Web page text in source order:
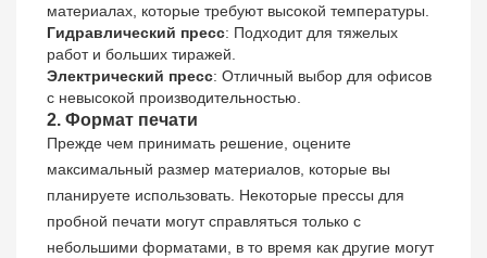
материалах, которые требуют высокой температуры.
Гидравлический пресс: Подходит для тяжелых
работ и больших тиражей.
Электрический пресс: Отличный выбор для офисов
с невысокой производительностью.
2. Формат печати
Прежде чем принимать решение, оцените
максимальный размер материалов, которые вы
планируете использовать. Некоторые прессы для
пробной печати могут справляться только с
небольшими форматами, в то время как другие могут